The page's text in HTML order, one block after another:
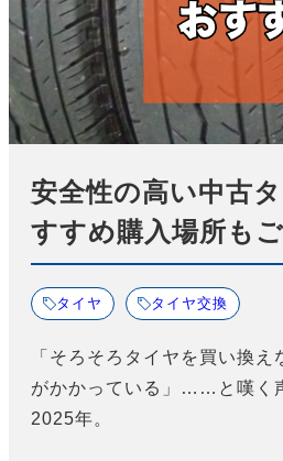
安全性の高い中古
すすめ購入場所もご
タイヤ タイヤ交換
「そろそろタイヤを買い換
がかかっている」……と嘆く
2025年。